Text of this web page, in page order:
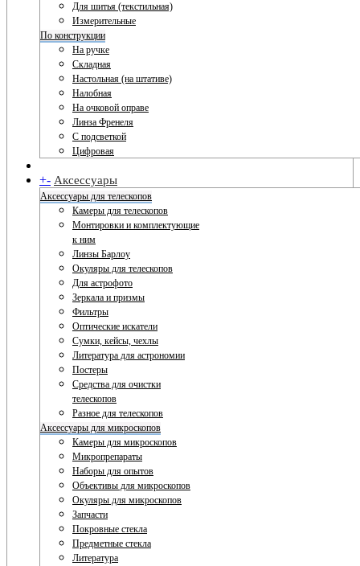
Для шитья (текстильная)
Измерительные
По конструкции
На ручке
Складная
Настольная (на штативе)
Налобная
На очковой оправе
Линза Френеля
С подсветкой
Цифровая
+- Аксессуары
Аксессуары для телескопов
Камеры для телескопов
Монтировки и комплектующие
к ним
Линзы Барлоу
Окуляры для телескопов
Для астрофото
Зеркала и призмы
Фильтры
Оптические искатели
Сумки, кейсы, чехлы
Литература для астрономии
Постеры
Средства для очистки
телескопов
Разное для телескопов
Аксессуары для микроскопов
Камеры для микроскопов
Микропрепараты
Наборы для опытов
Объективы для микроскопов
Окуляры для микроскопов
Запчасти
Покровные стекла
Предметные стекла
Литература